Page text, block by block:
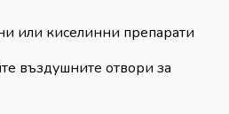
или киселинни препарати
въздушните отвори за